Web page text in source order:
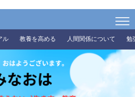
ル 教養を高める 人間関係について 勉